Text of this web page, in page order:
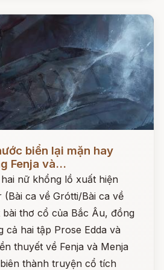
biển lại mặn hay
Fenja và...
nữ khổng lồ xuất hiện
ca về Grótti/Bài ca về
thơ cổ của Bắc Âu, đồng
cả hai tập Prose Edda và
thuyết về Fenja và Menja
thành truyện cổ tích